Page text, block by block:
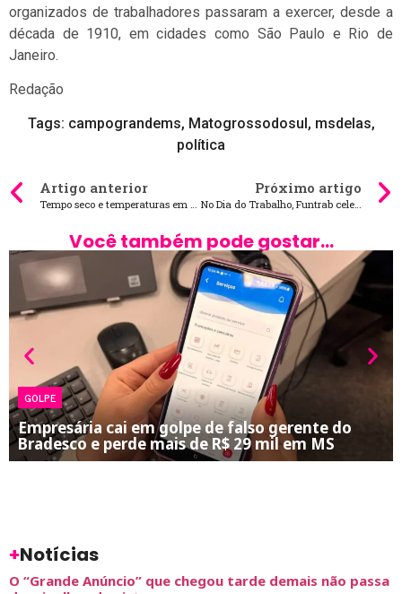
organizados de trabalhadores passaram a exercer, desde a
década de 1910, em cidades como São Paulo e Rio de
Janeiro.
Redação
Tags: campograndems, Matogrossodosul , msdelas,
política
Artigo anterior Próximo artigo
No Dia do Trabalho, Funtrab celebra o encaminhamento de mais de 33 mil pessoas ao mercado de trabalho em MS
Você também pode gostar...
GOLPE
Empresária cai em golpe de falso gerente do
Bradesco e perde mais de R$ 29 mil em MS
+Notícias
O “Grande Anúncio” que chegou tarde demais não passa